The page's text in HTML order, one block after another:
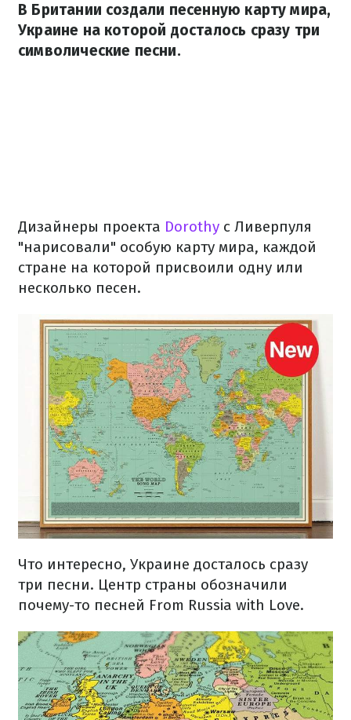
В Британии создали песенную карту мира,
Украине на которой досталось сразу три
символические песни.
Дизайнеры проекта Dorothy с Ливерпуля
"нарисовали" особую карту мира, каждой
стране на которой присвоили одну или
несколько песен.
Что интересно, Украине досталось сразу
три песни. Центр страны обозначили
почему-то песней From Russia with Love.